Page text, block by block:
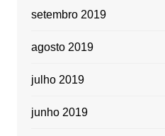
setembro 2019
agosto 2019
julho 2019
junho 2019